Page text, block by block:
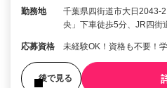
勤務地
千葉県四街道市大日2043-
央」下車徒歩5分、JR四
応募資格 未経験OK！資格も不要！
後で見る